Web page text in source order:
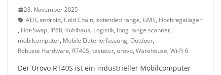
28. November 2025
AER, android, Cold Chain, extended range, GMS, Hochregallager
, Hot-Swap, IP68, Kühlhaus, Logistik, long range scanner,
mobilcomputer, Mobile Datenerfassung, Outdoor,
Robuste Hardware, RT40S, tastatur, urovo, Warehouse, Wi-Fi 6
Der Urovo RT40S ist ein industrieller Mobilcomputer